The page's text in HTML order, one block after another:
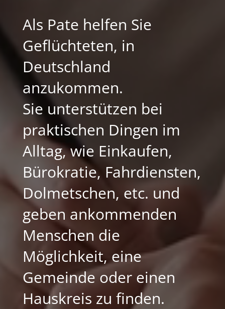
Als Pate helfen Sie
Geflüchteten, in
Deutschland
anzukommen.
Sie unterstützen bei
praktischen Dingen im
Alltag, wie Einkaufen,
Bürokratie, Fahrdiensten,
Dolmetschen, etc. und
geben ankommenden
Menschen die
Möglichkeit, eine
Gemeinde oder einen
Hauskreis zu finden.